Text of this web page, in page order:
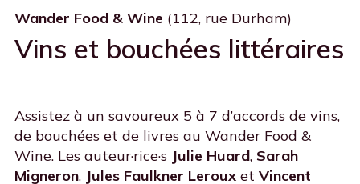
Wander Food & Wine (112, rue Durham)
Vins et bouchées littéraires
Assistez à un savoureux 5 à 7 d’accords de vins,
de bouchées et de livres au Wander Food &
Wine. Les auteur·rice·s Julie Huard, Sarah
Migneron, Jules Faulkner Lerouxet Vincent